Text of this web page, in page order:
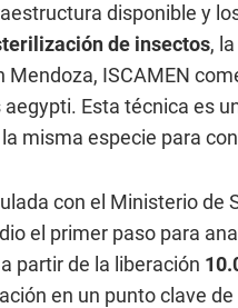
disponible y
de insectos,
Mendoza, ISCAMEN
Esta técnica es
misma especie para
con el Ministerio de
el primer paso para
partir de la liberación
en un punto clave